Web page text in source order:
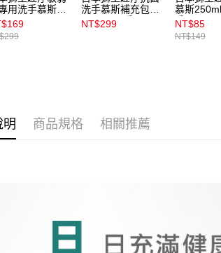
用洗手慕斯
洗手慕斯補充包
450ml_果香
NT$299
慕斯
香
NT$85
NT$149
明 商品規格 相關推薦